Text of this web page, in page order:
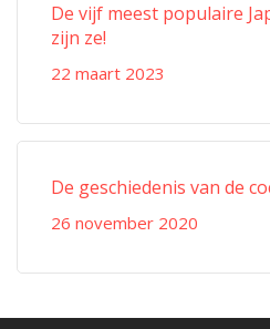
De vijf meest populaire
zijn ze!
22 maart 2023
De geschiedenis van de
26 november 2020